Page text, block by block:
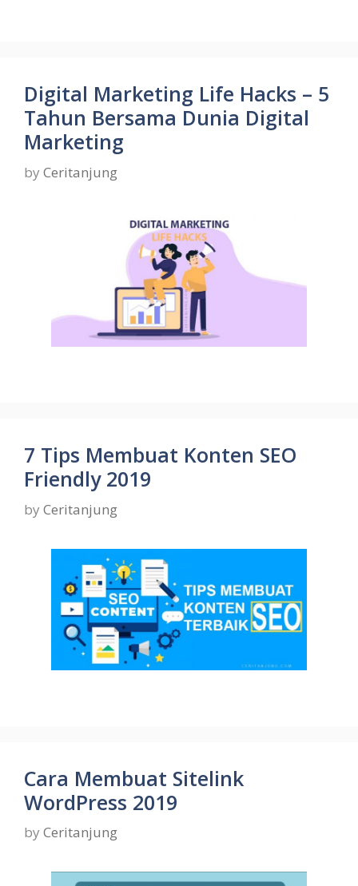
Digital Marketing Life Hacks – 5
Tahun Bersama Dunia Digital
Marketing
by Ceritanjung
7 Tips Membuat Konten SEO
Friendly 2019
by Ceritanjung
Cara Membuat Sitelink
WordPress 2019
by Ceritanjung